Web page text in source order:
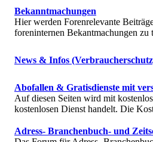
Bekanntmachungen
Hier werden Forenrelevante
foreninternen Bekantmachungen zu
News & Infos
Abofallen & Gratisdienste mit
Auf diesen Seiten wird mit
kostenlosen Dienst handelt. Die
Adress- Branchenbuch- und